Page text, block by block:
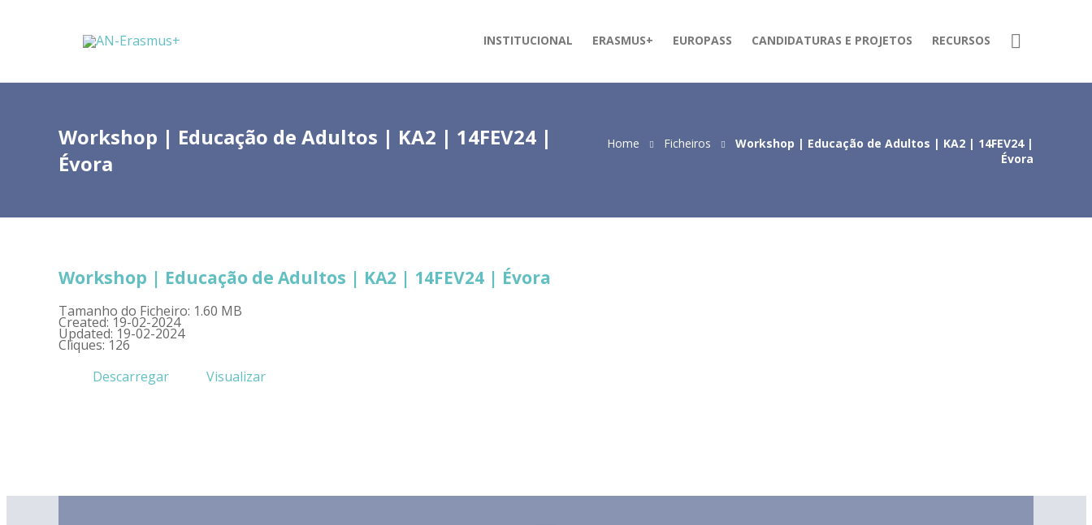
INSTITUCIONAL ERASMUS+ EUROPASS CANDIDATURAS E PROJETOS RECURSOS
Workshop | Educação de Adultos | KA2 | 14FEV24 |
Évora
Home Ficheiros
Workshop | Educação de Adultos | KA2 | 14FEV24 |
Évora
Workshop | Educação de Adultos | KA2 | 14FEV24 | Évora
Tamanho do Ficheiro: 1.60 MB
Created: 19-02-2024
Updated: 19-02-2024
Cliques: 126
Descarregar
Visualizar